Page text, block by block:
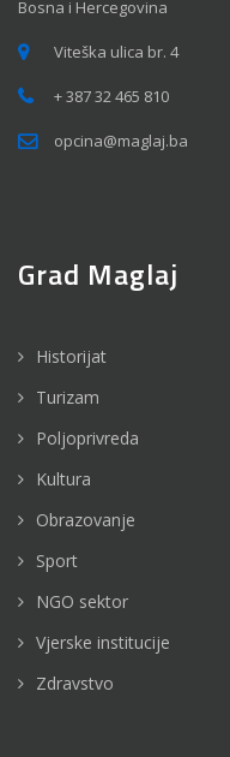
Bosna i Hercegovina
Viteška ulica br. 4
+ 387 32 465 810
opcina@maglaj.ba
Grad Maglaj
Historijat
Turizam
Poljoprivreda
Kultura
Obrazovanje
Sport
NGO sektor
Vjerske institucije
Zdravstvo